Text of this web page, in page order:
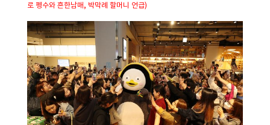
로 펭수와 흔한남매, 박막례 할머니 언급)